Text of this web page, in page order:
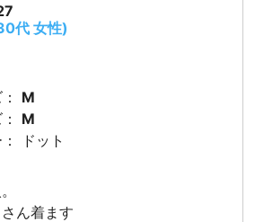
代 女性)
M
M
ドット
ん着ます